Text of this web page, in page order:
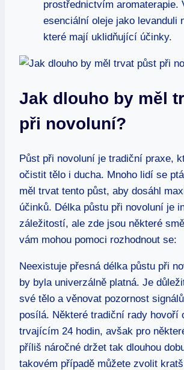
prostřednictvím aromaterapie.
esenciální oleje jako levanduli
které mají uklidňující účinky.
Jak dlouho by měl
při novoluní?
Půst při novoluní je tradiční praxe,
očistit tělo i ducha. Mnoho lidí se
měl trvat tento půst, aby dosáhl
účinků. Délka půstu při novoluní je
záležitostí, ale zde jsou některé
vám mohou pomoci rozhodnout se:
Neexistuje přesná délka půstu při
by byla univerzálně platná. Je
své tělo a věnovat pozornost
posílá. Některé tradiční rady hovoří
trvajícím 24 hodin, avšak pro
příliš náročné držet tak dlouhou
takovém případě můžete zvolit